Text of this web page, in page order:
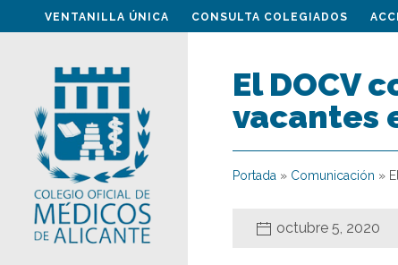
VENTANILLA ÚNICA CONSULTA COLEGIADOS
El DOCV
vacantes
Portada » Comunicación »
octubre 5, 2020